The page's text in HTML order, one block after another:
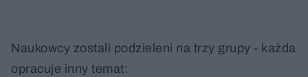
Naukowcy zostali podzieleni na trzy grupy - każda
opracuje inny temat: